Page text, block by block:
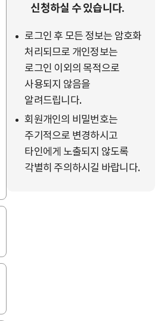
신청하실 수 있습니다.
로그인 후 모든 정보는 암호화
처리되므로 개인정보는
로그인 이외의 목적으로
사용되지 않음을
알려드립니다.
회원개인의 비밀번호는
주기적으로 변경하시고
타인에게 노출되지 않도록
각별히 주의하시길 바랍니다.